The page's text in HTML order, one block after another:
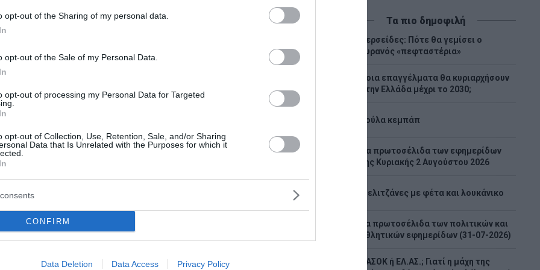
opt-out of the Sharing of my personal data.
opt-out of the Sale of my Personal Data.
opt-out of processing my Personal Data for Targeted
opt-out of Collection, Use, Retention, Sale, and/or Sharing
Data that Is Unrelated with the Purposes for which it
CONFIRM
Data Deletion Data Access Privacy Policy
οι έλεγχοι στα
κτίρια και η
αποζημιώσεων
την «επόμενη ημέρα» στο
Πυρκαγιά στην Aγία Μαρίνα
απειλούνται κατοικίες. Για την
Τα πιο δημοφιλή
Περσείδες: Πότε θα γεμίσει ο
ουρανός «πεφταστέρια»
Ποια επαγγέλματα θα κυριαρχήσουν
στην Ελλάδα μέχρι το 2030;
Λούλα κεμπάπ
Tα πρωτοσέλιδα των εφημερίδων
της Κυριακής 2 Αυγούστου 2026
Μελιτζάνες με φέτα και λουκάνικο
Τα πρωτοσέλιδα των πολιτικών και
αθλητικών εφημερίδων (31-07-2026)
ΠΑΣΟΚ ή ΕΛ.ΑΣ.; Γιατί η μάχη της